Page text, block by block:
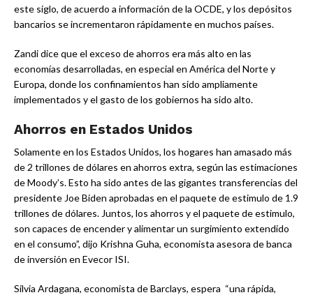
este siglo, de acuerdo a información de la OCDE, y los depósitos
bancarios se incrementaron rápidamente en muchos países.
Zandi dice que el exceso de ahorros era más alto en las
economías desarrolladas, en especial en América del Norte y
Europa, donde los confinamientos han sido ampliamente
implementados y el gasto de los gobiernos ha sido alto.
Ahorros en Estados Unidos
Solamente en los Estados Unidos, los hogares han amasado más
de 2 trillones de dólares en ahorros extra, según las estimaciones
de Moody’s. Esto ha sido antes de las gigantes transferencias del
presidente Joe Biden aprobadas en el paquete de estimulo de 1.9
trillones de dólares. Juntos, los ahorros y el paquete de estimulo,
son capaces de encender y alimentar un surgimiento extendido
en el consumo”, dijo Krishna Guha, economista asesora de banca
de inversión en Evecor ISI.
Silvia Ardagana, economista de Barclays, espera “una rápida,